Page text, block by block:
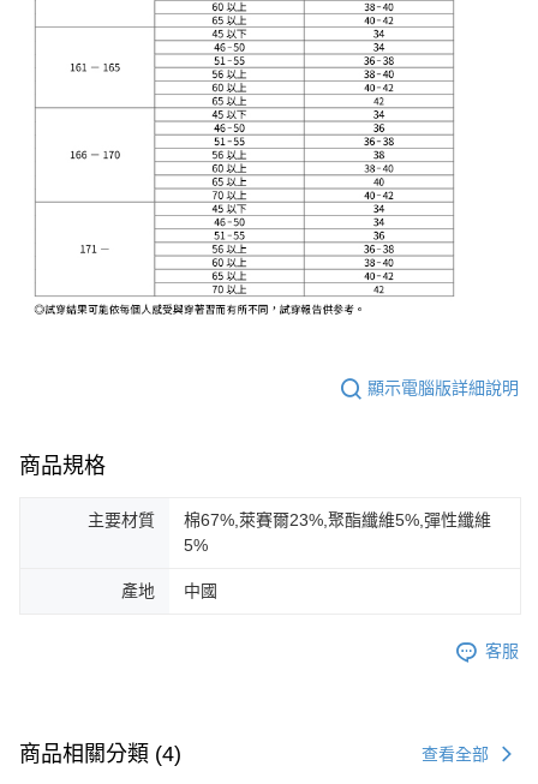
顯示電腦版詳細說明
商品規格
主要材質
棉67%,萊賽爾23%,聚酯纖維5%,彈性纖維
5%
產地 中國
客服
商品相關分類 (4) 查看全部